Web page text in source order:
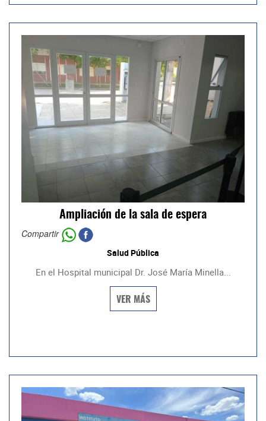
Ampliación de la sala de espera
Compartir
Salud Pública
En el Hospital municipal Dr. José María Minella...
VER MÁS